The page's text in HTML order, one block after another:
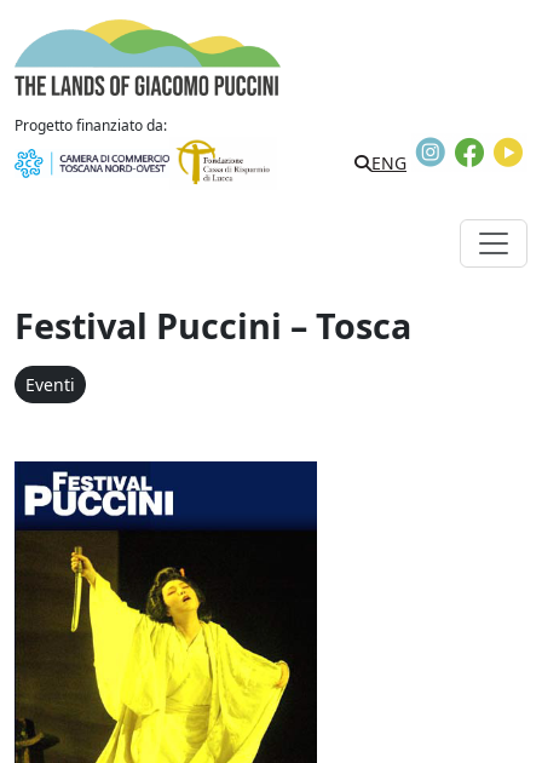
Vai al contenuto
Progetto finanziato da:
Search
ENG
Instagram
Festival Puccini – Tosca
Eventi